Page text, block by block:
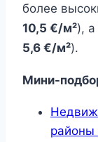
более
10,5 €/м²),
5,6 €/м²).
Мини-